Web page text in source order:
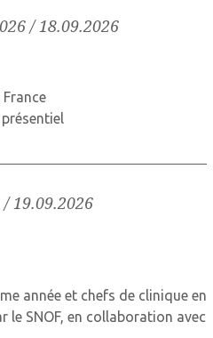
/ 18.09.2026
19.09.2026
année et chefs de clinique en
le SNOF, en collaboration avec